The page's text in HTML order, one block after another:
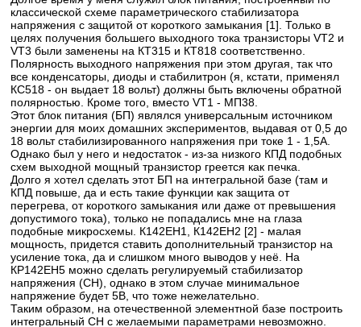
классической схеме параметрического стабилизатора
напряжения с защитой от короткого замыкания [1]. Только в
целях получения большего выходного тока транзисторы VT2 и
VT3 были заменены на КТ315 и КТ818 соответственно.
Полярность выходного напряжения при этом другая, так что
все конденсаторы, диоды и стабилитрон (я, кстати, применял
КС518 - он выдает 18 вольт) должны быть включены обратной
полярностью. Кроме того, вместо VT1 - МП38.
Этот блок питания (БП) являлся универсальным источником
энергии для моих домашних экспериментов, выдавая от 0,5 до
18 вольт стабилизированного напряжения при токе 1 - 1,5А.
Однако был у него и недостаток - из-за низкого КПД подобных
схем выходной мощный транзистор греется как печка.
Долго я хотел сделать этот БП на интегральной базе (там и
КПД повыше, да и есть такие функции как защита от
перегрева, от короткого замыкания или даже от превышения
допустимого тока), только не попадались мне на глаза
подобные микросхемы. К142ЕН1, К142ЕН2 [2] - малая
мощность, придется ставить дополнительный транзистор на
усиление тока, да и слишком много выводов у неё. На
КР142ЕН5 можно сделать регулируемый стабилизатор
напряжения (СН), однако в этом случае минимальное
напряжение будет 5В, что тоже нежелательно.
Таким образом, на отечественной элементной базе построить
интегральный СН с желаемыми параметрами невозможно.